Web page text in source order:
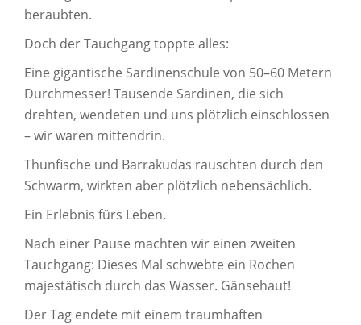
beraubten.
Doch der Tauchgang toppte alles:
Eine gigantische Sardinenschule von 50–60 Metern
Durchmesser! Tausende Sardinen, die sich
drehten, wendeten und uns plötzlich einschlossen
– wir waren mittendrin.
Thunfische und Barrakudas rauschten durch den
Schwarm, wirkten aber plötzlich nebensächlich.
Ein Erlebnis fürs Leben.
Nach einer Pause machten wir einen zweiten
Tauchgang: Dieses Mal schwebte ein Rochen
majestätisch durch das Wasser. Gänsehaut!
Der Tag endete mit einem traumhaften